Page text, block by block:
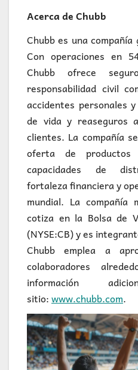
Acerca de Chubb
Chubb es una
Con operaciones en
Chubb ofrece
responsabilidad civil
accidentes personales
de vida y reaseguros
clientes. La compañía
oferta de productos
capacidades de
fortaleza financiera y
mundial. La compañía
cotiza en la Bolsa de
(NYSE:CB) y es
Chubb emplea a
colaboradores
información
sitio:www.chubb.com.